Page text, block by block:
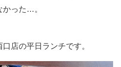
かった…。
店の平日ランチです。